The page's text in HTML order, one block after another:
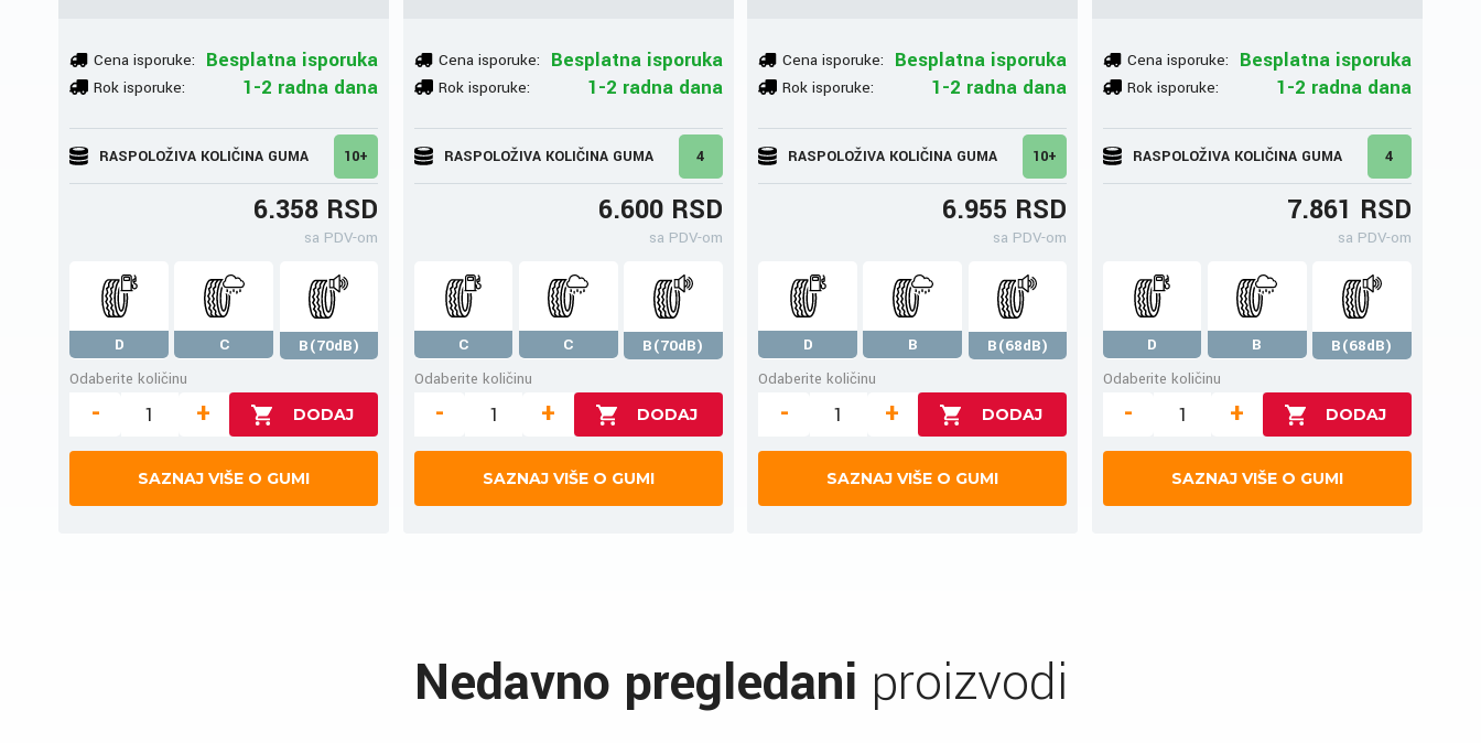
Cena isporuke: Besplatna isporuka
Rok isporuke: 1-2 radna dana
RASPOLOŽIVA KOLIČINA GUMA 10+
6.358 RSD
sa PDV-om
D C
B(70dB)
Odaberite količinu
- +
SAZNAJ VIŠE O GUMI
Cena isporuke: Besplatna isporuka
Rok isporuke: 1-2 radna dana
RASPOLOŽIVA KOLIČINA GUMA 4
6.600 RSD
sa PDV-om
C C
B(70dB)
Odaberite količinu
- +
SAZNAJ VIŠE O GUMI
Cena isporuke: Besplatna isporuka
Rok isporuke: 1-2 radna dana
RASPOLOŽIVA KOLIČINA GUMA 10+
6.955 RSD
sa PDV-om
D B
B(68dB)
Odaberite količinu
- +
SAZNAJ VIŠE O GUMI
Cena isporuke: Besplatna isporuka
Rok isporuke: 1-2 radna dana
RASPOLOŽIVA KOLIČINA GUMA 4
7.861 RSD
sa PDV-om
D B
B(68dB)
Odaberite količinu
- +
SAZNAJ VIŠE O GUMI
Nedavno pregledani proizvodi